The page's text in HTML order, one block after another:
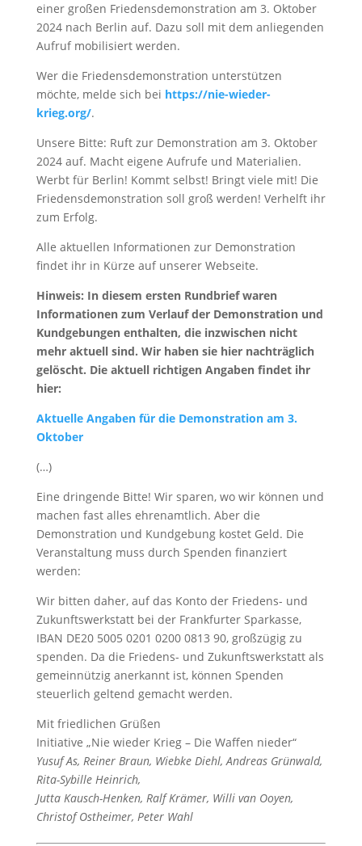
einer großen Friedensdemonstration am 3. Oktober
2024 nach Berlin auf. Dazu soll mit dem anliegenden
Aufruf mobilisiert werden.
Wer die Friedensdemonstration unterstützen
möchte, melde sich bei https://nie-wieder-
krieg.org/.
Unsere Bitte: Ruft zur Demonstration am 3. Oktober
2024 auf. Macht eigene Aufrufe und Materialien.
Werbt für Berlin! Kommt selbst! Bringt viele mit! Die
Friedensdemonstration soll groß werden! Verhelft ihr
zum Erfolg.
Alle aktuellen Informationen zur Demonstration
findet ihr in Kürze auf unserer Webseite.
Hinweis: In diesem ersten Rundbrief waren
Informationen zum Verlauf der Demonstration und
Kundgebungen enthalten, die inzwischen nicht
mehr aktuell sind. Wir haben sie hier nachträglich
gelöscht. Die aktuell richtigen Angaben findet ihr
hier:
Aktuelle Angaben für die Demonstration am 3.
Oktober
(…)
Eine dringende Bitte! Wir sparen, wo wir können und
machen fast alles ehrenamtlich. Aber die
Demonstration und Kundgebung kostet Geld. Die
Veranstaltung muss durch Spenden finanziert
werden:
Wir bitten daher, auf das Konto der Friedens- und
Zukunftswerkstatt bei der Frankfurter Sparkasse,
IBAN DE20 5005 0201 0200 0813 90, großzügig zu
spenden. Da die Friedens- und Zukunftswerkstatt als
gemeinnützig anerkannt ist, können Spenden
steuerlich geltend gemacht werden.
Mit friedlichen Grüßen
Initiative „Nie wieder Krieg – Die Waffen nieder“
Yusuf As, Reiner Braun, Wiebke Diehl, Andreas Grünwald,
Rita-Sybille Heinrich,
Jutta Kausch-Henken, Ralf Krämer, Willi van Ooyen,
Christof Ostheimer, Peter Wahl